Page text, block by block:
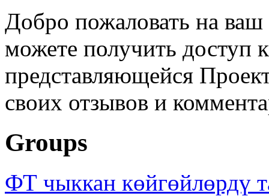
Добро пожаловать на
можете получить доступ
представляющейся
своих отзывов и
Groups
ФТ чыккан көйгөйлөрдү